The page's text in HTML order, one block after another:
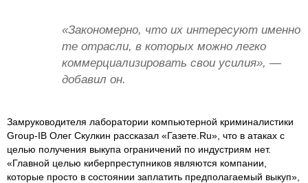
«Закономерно, что их интересуют именно
те отрасли, в которых можно легко
коммерциализировать свои усилия», —
добавил он.
Замруководителя лаборатории компьютерной криминалистики
Group-IB Олег Скулкин рассказал «Газете.Ru», что в атаках с
целью получения выкупа ограничений по индустриям нет.
«Главной целью киберпреступников являются компании,
которые просто в состоянии заплатить предполагаемый выкуп»,